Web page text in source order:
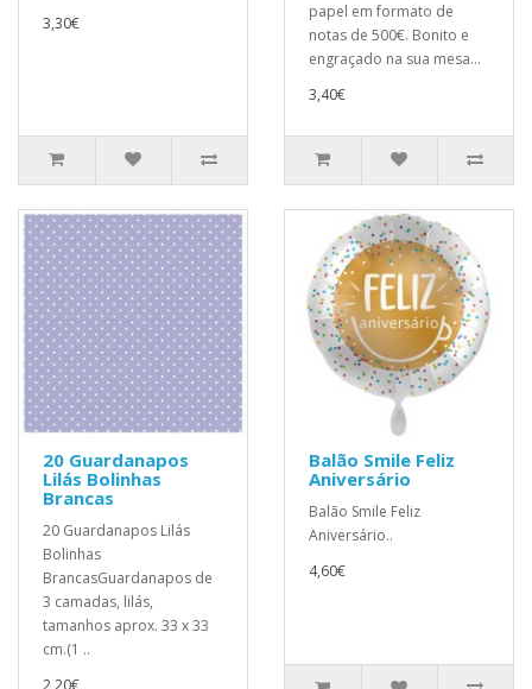
3,30€
papel em formato de
notas de 500€. Bonito e
engraçado na sua mesa...
3,40€
20 Guardanapos
Lilás Bolinhas
Brancas
20 Guardanapos Lilás
Bolinhas
BrancasGuardanapos de
3 camadas, lilás,
tamanhos aprox. 33 x 33
cm.(1 ..
2,20€
Balão Smile Feliz
Aniversário
Balão Smile Feliz
Aniversário..
4,60€